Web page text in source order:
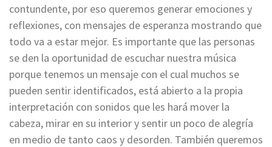
contundente, por eso queremos generar emociones y
reflexiones, con mensajes de esperanza mostrando que
todo va a estar mejor. Es importante que las personas
se den la oportunidad de escuchar nuestra música
porque tenemos un mensaje con el cual muchos se
pueden sentir identificados, está abierto a la propia
interpretación con sonidos que les hará mover la
cabeza, mirar en su interior y sentir un poco de alegría
en medio de tanto caos y desorden. También queremos